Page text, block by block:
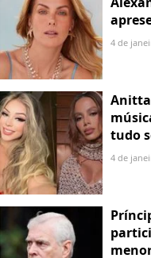
4 de
Anitta
tudo
4 de